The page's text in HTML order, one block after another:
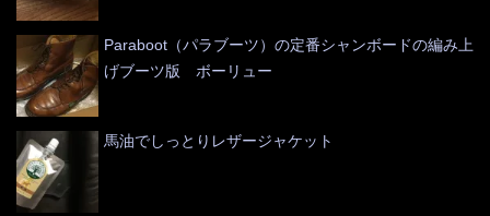
Paraboot（パラブーツ）の定番シャンボードの編み上
げブーツ版 ボーリュー
馬油でしっとりレザージャケット